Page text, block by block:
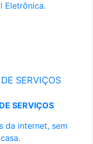
Eletrônica.
SERVIÇOS
SERVIÇOS
da internet, sem